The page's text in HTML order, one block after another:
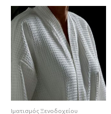
Ιματισμός Ξενοδοχείου